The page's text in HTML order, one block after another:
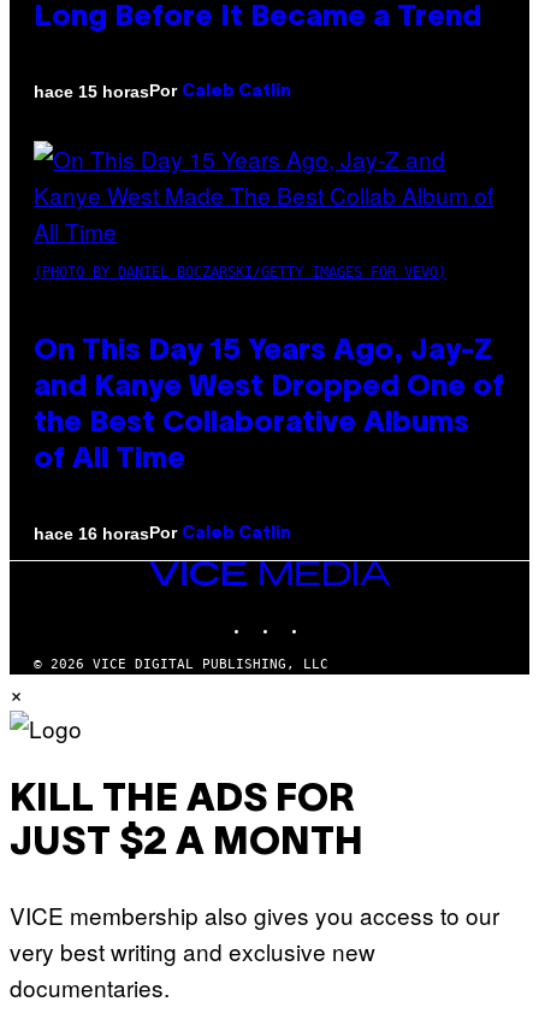
Long Before It Became a Trend
hace 15 horasPor Caleb Catlin
(PHOTO BY DANIEL BOCZARSKI/GETTY IMAGES FOR VEVO)
On This Day 15 Years Ago, Jay-Z
and Kanye West Dropped One of
the Best Collaborative Albums
of All Time
hace 16 horasPor Caleb Catlin
VICE
© 2026 VICE DIGITAL PUBLISHING, LLC
×
KILL THE ADS FOR
JUST $2 A MONTH
VICE membership also gives you access to our
very best writing and exclusive new
documentaries.